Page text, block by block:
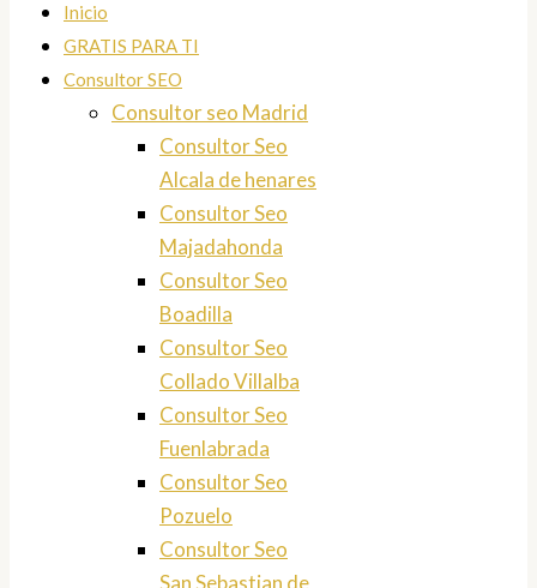
Inicio
GRATIS PARA TI
Consultor SEO
Consultor seo Madrid
Consultor Seo
Alcala de henares
Consultor Seo
Majadahonda
Consultor Seo
Boadilla
Consultor Seo
Collado Villalba
Consultor Seo
Fuenlabrada
Consultor Seo
Pozuelo
Consultor Seo
San Sebastian de